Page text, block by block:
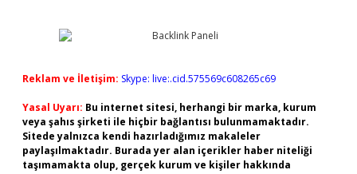
Reklam ve İletişim: Skype: live:.cid.575569c608265c69
Yasal Uyarı: Bu internet sitesi, herhangi bir marka, kurum
veya şahıs şirketi ile hiçbir bağlantısı bulunmamaktadır.
Sitede yalnızca kendi hazırladığımız makaleler
paylaşılmaktadır. Burada yer alan içerikler haber niteliği
taşımamakta olup, gerçek kurum ve kişiler hakkında